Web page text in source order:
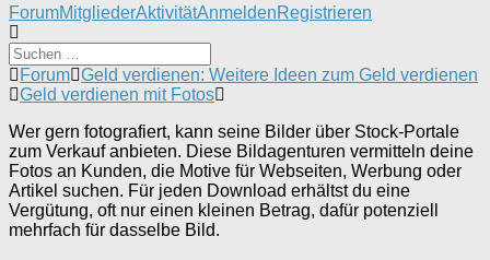
Forum-
Navigation
ForumMitgliederAktivitätAnmeldenRegistrieren
Forum-
Breadcrumbs
Du
bist
hier:
Forum Geld verdienen: Weitere Ideen zum Geld verdienen
Geld verdienen mit Fotos
Wer gern fotografiert, kann seine Bilder über Stock-Portale
zum Verkauf anbieten. Diese Bildagenturen vermitteln deine
Fotos an Kunden, die Motive für Webseiten, Werbung oder
Artikel suchen. Für jeden Download erhältst du eine
Vergütung, oft nur einen kleinen Betrag, dafür potenziell
mehrfach für dasselbe Bild.